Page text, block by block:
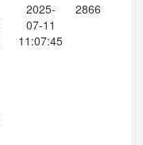
2025-
07-11
11:07:45
2866